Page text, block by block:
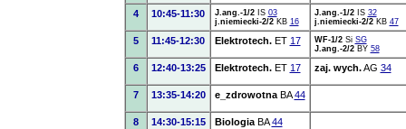
4 10:45-11:30 J.ang.-1/2 IS 03
j.niemiecki-2/2 KB 16
J.ang.-1/2 IS 32
j.niemiecki-2/2 KB 47
5 11:45-12:30 Elektrotech. ET 17 WF-1/2 Si SG
J.ang.-2/2 BY 58
6 12:40-13:25 Elektrotech. ET 17 zaj. wych. AG 34
7 13:35-14:20 e_zdrowotna BA 44
8 14:30-15:15 Biologia BA 44